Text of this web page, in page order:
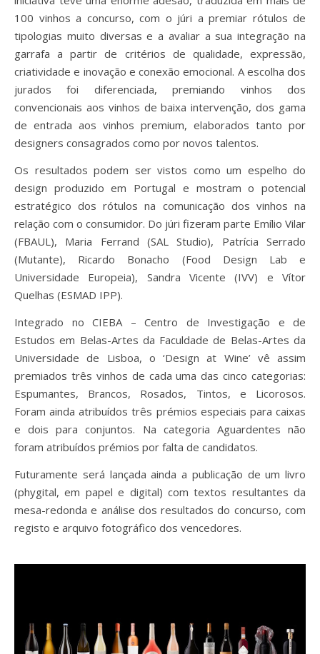
100 vinhos a concurso, com o júri a premiar rótulos de
tipologias muito diversas e a avaliar a sua integração na
garrafa a partir de critérios de qualidade, expressão,
criatividade e inovação e conexão emocional. A escolha dos
jurados foi diferenciada, premiando vinhos dos
convencionais aos vinhos de baixa intervenção, dos gama
de entrada aos vinhos premium, elaborados tanto por
designers consagrados como por novos talentos.
Os resultados podem ser vistos como um espelho do
design produzido em Portugal e mostram o potencial
estratégico dos rótulos na comunicação dos vinhos na
relação com o consumidor. Do júri fizeram parte Emílio Vilar
(FBAUL), Maria Ferrand (SAL Studio), Patrícia Serrado
(Mutante), Ricardo Bonacho (Food Design Lab e
Universidade Europeia), Sandra Vicente (IVV) e Vítor
Quelhas (ESMAD IPP).
Integrado no CIEBA – Centro de Investigação e de
Estudos em Belas-Artes da Faculdade de Belas-Artes da
Universidade de Lisboa, o ‘Design at Wine’ vê assim
premiados três vinhos de cada uma das cinco categorias:
Espumantes, Brancos, Rosados, Tintos, e Licorosos.
Foram ainda atribuídos três prémios especiais para caixas
e dois para conjuntos. Na categoria Aguardentes não
foram atribuídos prémios por falta de candidatos.
Futuramente será lançada ainda a publicação de um livro
(phygital, em papel e digital) com textos resultantes da
mesa-redonda e análise dos resultados do concurso, com
registo e arquivo fotográfico dos vencedores.